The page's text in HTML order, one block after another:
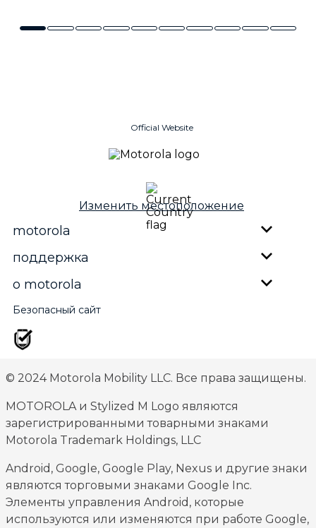
Official Website
Изменить местоположение
motorola
поддержка
о motorola
Безопасный сайт
© 2024 Motorola Mobility LLC. Все права защищены.
MOTOROLA и Stylized M Logo являются
зарегистрированными товарными знаками
Motorola Trademark Holdings, LLC
Android, Google, Google Play, Nexus и другие знаки
являются торговыми знаками Google Inc.
Элементы управления Android, которые
используются или изменяются при работе Google,